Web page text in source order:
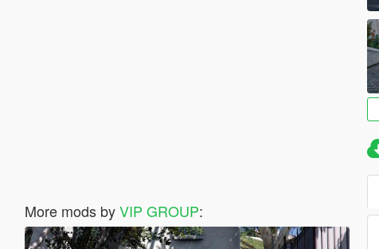
More mods byVIP GROUP: